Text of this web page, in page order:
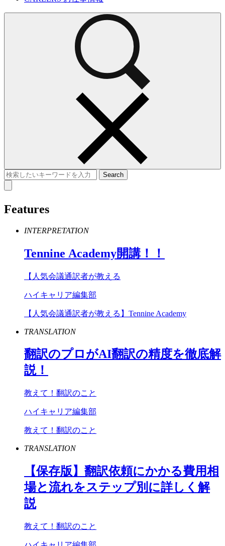
Features
INTERPRETATION
Tennine Academy開講！！
【人気会議通訳者が教える
ハイキャリア編集部
【人気会議通訳者が教える】Tennine Academy
TRANSLATION
翻訳のプロがAI翻訳の精度を徹底解
説！
教えて！翻訳のこと
ハイキャリア編集部
教えて！翻訳のこと
TRANSLATION
【保存版】翻訳依頼にかかる費用相
場と流れをステップ別に詳しく解
説
教えて！翻訳のこと